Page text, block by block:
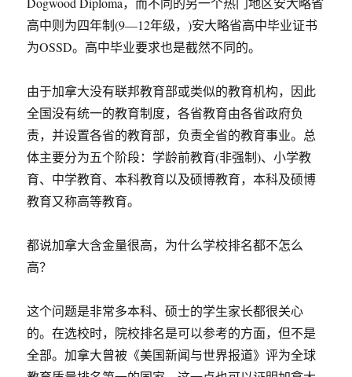
高中则为四年制(9—12年级，)安大略省高中毕业证书
为OSSD。高中毕业要求也是截然不同的。
由于加拿大没有联邦教育部或类似的教育机构，因此
全国没有统一的教育制度，各省教育由各省政府负
责，并设置各省的教育部，负责全省的教育事业。总
体主要分为五个阶段：学龄前教育(非强制)、小学教
育、中学教育、本科教育以及硕博教育，本科及硕博
教育又称高等教育。
都说加拿大含金量很高，为什么学校排名都不怎么
高？
这个问题是非常多本科、硕士的学生家长都很关心
的。在选校时，院校排名是可以参考的方面，但不是
全部。加拿大曾被《美国新闻与世界报道》评为全球